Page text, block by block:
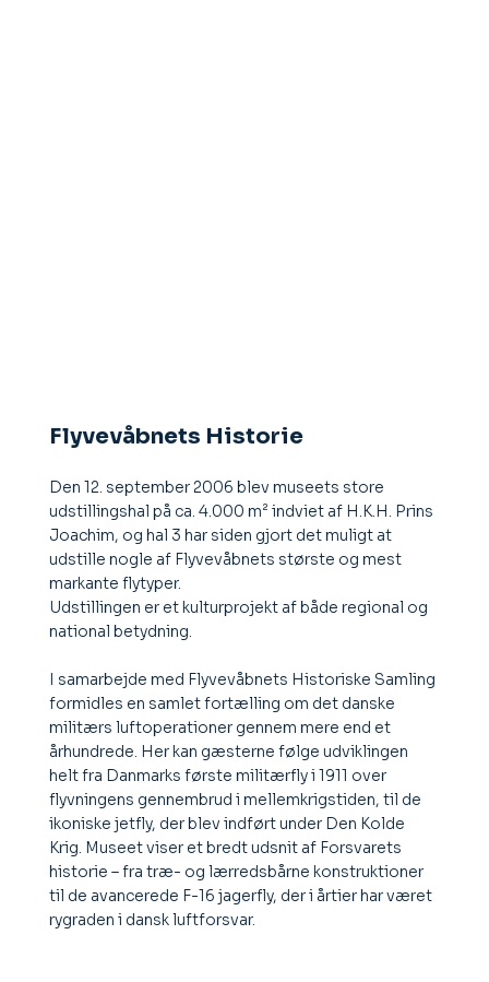
Flyvevåbnets Historie
Den 12. september 2006 blev museets store
udstillingshal på ca. 4.000 m² indviet af H.K.H. Prins
Joachim, og hal 3 har siden gjort det muligt at
udstille nogle af Flyvevåbnets største og mest
markante flytyper.
Udstillingen er et kulturprojekt af både regional og
national betydning.
I samarbejde med Flyvevåbnets Historiske Samling
formidles en samlet fortælling om det danske
militærs luftoperationer gennem mere end et
århundrede. Her kan gæsterne følge udviklingen
helt fra Danmarks første militærfly i 1911 over
flyvningens gennembrud i mellemkrigstiden, til de
ikoniske jetfly, der blev indført under Den Kolde
Krig. Museet viser et bredt udsnit af Forsvarets
historie – fra træ- og lærredsbårne konstruktioner
til de avancerede F-16 jagerfly, der i årtier har været
rygraden i dansk luftforsvar.